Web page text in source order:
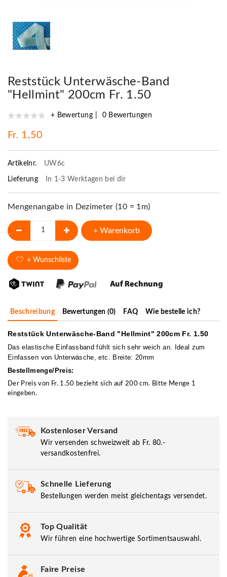
Reststück Unterwäsche-Band
"Hellmint" 200cm Fr. 1.50
+ Bewertung 0 Bewertungen
Fr. 1,50
Artikelnr. UW6c
Lieferung In 1-3 Werktagen bei dir
Mengenangabe in Dezimeter (10 = 1m)
+ Warenkorb
+ Wunschliste
Beschreibung Bewertungen (0) FAQ Wie bestelle ich?
Reststück Unterwäsche-Band "Hellmint" 200cm Fr. 1.50
Das elastische Einfassband fühlt sich sehr weich an. Ideal zum
Einfassen von Unterwäsche, etc. Breite: 20mm
Bestellmenge/Preis:
Der Preis von Fr. 1.50 bezieht sich auf 200 cm. Bitte Menge 1
eingeben.
Kostenloser Versand
Wir versenden schweizweit ab Fr. 80.-
versandkostenfrei.
Schnelle Lieferung
Bestellungen werden meist gleichentags versendet.
Top Qualität
Wir führen eine hochwertige Sortimentsauswahl.
Faire Preise